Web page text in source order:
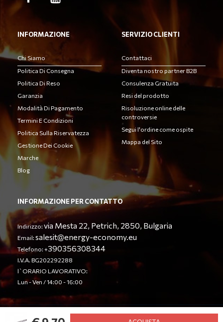
INFORMAZIONE
Chi Siamo
Politica Di Consegna
Politica Di Reso
Garanzia
Modalità Di Pagamento
Termini E Condizioni
Politica Sulla Riservatezza
Gestione Dei Cookie
Marche
Blog
SERVIZIO CLIENTI
Contattaci
Diventa nostro partner B2B
Consulenza Gratuita
Resi del prodotto
Risoluzione online delle
controversie
Segui l'ordine come ospite
Mappa del Sito
INFORMAZIONE PER CONTATTO
Indirizzo:via Mesta 22, Petrich, 2850, Bulgaria
Email:salesit@energy-economy.eu
Telefono: +390356308344
I.V.A. BG202292288
l`ORARIO LAVORATIVO:
Lun - Ven / 14:00 - 16:00
© Energy Economy LTD 2023. Tutti i diritti riservati.